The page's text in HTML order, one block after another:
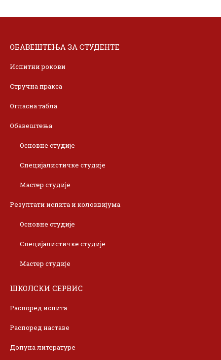
ОБАВЕШТЕЊА ЗА СТУДЕНТЕ
Испитни рокови
Стручна пракса
Огласна табла
Обавештења
Основне студије
Специјалистичке студије
Мастер студије
Резултати испита и колоквијума
Основне студије
Специјалистичке студије
Мастер студије
ШКОЛСКИ СЕРВИС
Распоред испита
Распоред наставе
Допуна литературе